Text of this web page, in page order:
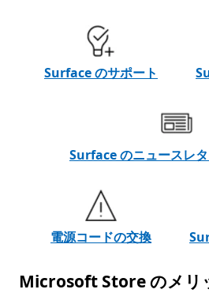
Surface のサポート
Surface のニュースレ
電源コードの交換
Microsoft Store のメリ